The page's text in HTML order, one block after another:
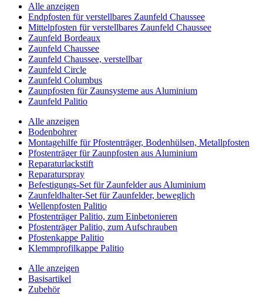
Alle anzeigen
Endpfosten für verstellbares Zaunfeld Chaussee
Mittelpfosten für verstellbares Zaunfeld Chaussee
Zaunfeld Bordeaux
Zaunfeld Chaussee
Zaunfeld Chaussee, verstellbar
Zaunfeld Circle
Zaunfeld Columbus
Zaunpfosten für Zaunsysteme aus Aluminium
Zaunfeld Palitio
Alle anzeigen
Bodenbohrer
Montagehilfe für Pfostenträger, Bodenhülsen, Metallpfosten
Pfostenträger für Zaunpfosten aus Aluminium
Reparaturlackstift
Reparaturspray
Befestigungs-Set für Zaunfelder aus Aluminium
Zaunfeldhalter-Set für Zaunfelder, beweglich
Wellenpfosten Palitio
Pfostenträger Palitio, zum Einbetonieren
Pfostenträger Palitio, zum Aufschrauben
Pfostenkappe Palitio
Klemmprofilkappe Palitio
Alle anzeigen
Basisartikel
Zubehör